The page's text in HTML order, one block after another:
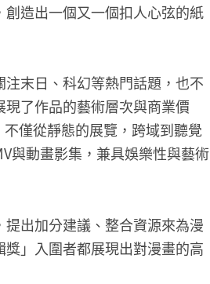
造出一個又一個扣人心弦的紙
注末日、科幻等熱門話題，也不
了作品的藝術層次與商業價
僅從靜態的展覽，跨域到聽覺
與動畫影集，兼具娛樂性與藝術
出加分建議、整合資源來為漫
」入圍者都展現出對漫畫的高